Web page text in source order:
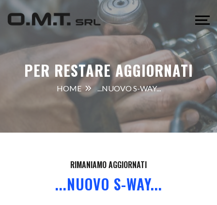
PER RESTARE AGGIORNATI
HOME ...NUOVO S-WAY...
RIMANIAMO AGGIORNATI
...NUOVO S-WAY...